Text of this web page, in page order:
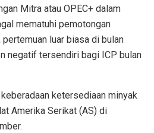
Mitra atau OPEC+ dalam
mematuhi pemotongan
luar biasa di bulan
negatif tersendiri bagi ICP bulan
ketersediaan minyak
Amerika Serikat (AS) di